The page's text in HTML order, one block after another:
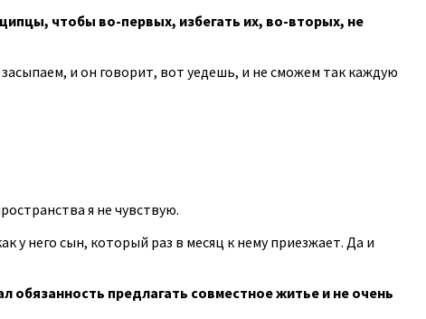
чтобы во-первых, избегать их, во-вторых, не
и он говорит, вот уедешь, и не сможем так каждую
я не чувствую.
у него сын, который раз в месяц к нему приезжает. Да и
предлагать совместное житье и не очень